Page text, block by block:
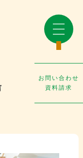
お問い合わせ
資料請求